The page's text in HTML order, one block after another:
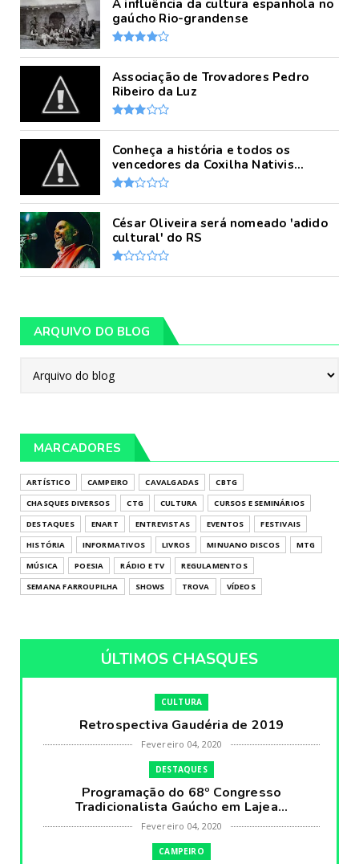
A influência da cultura espanhola no
gaúcho Rio-grandense
Associação de Trovadores Pedro
Ribeiro da Luz
Conheça a história e todos os
vencedores da Coxilha Nativis...
César Oliveira será nomeado 'adido
cultural' do RS
ARQUIVO DO BLOG
MARCADORES
ARTÍSTICO CAMPEIRO CAVALGADAS
CBTG
CHASQUES DIVERSOS
CTG CULTURA
CURSOS E SEMINÁRIOS
DESTAQUES
ENART ENTREVISTAS EVENTOS
FESTIVAIS
HISTÓRIA
INFORMATIVOS LIVROS MINUANO DISCOS
MTG
MÚSICA
POESIA RÁDIO E TV
REGULAMENTOS
SEMANA FARROUPILHA
SHOWS TROVA VÍDEOS
ÚLTIMOS CHASQUES
CULTURA
Retrospectiva Gaudéria de 2019
Fevereiro 04, 2020
DESTAQUES
Programação do 68º Congresso
Tradicionalista Gaúcho em Lajea...
Fevereiro 04, 2020
CAMPEIRO